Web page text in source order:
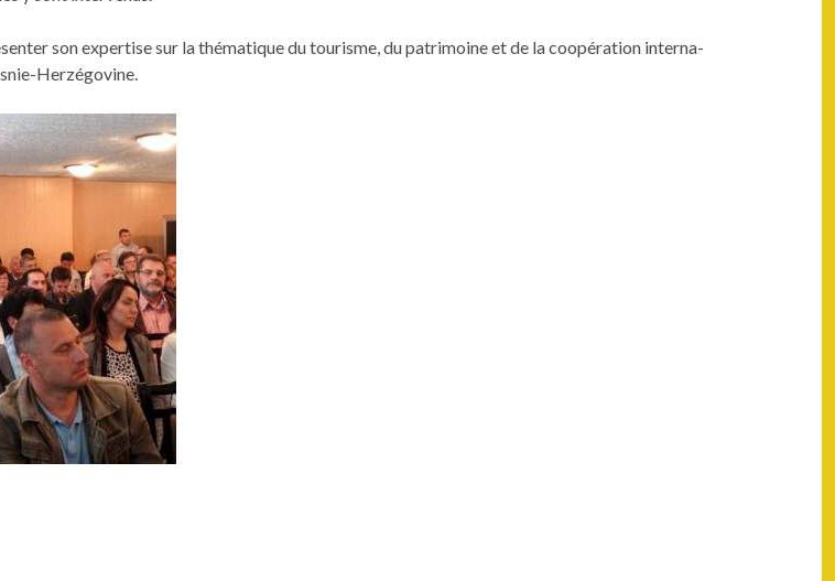
son exper­tise sur la thé­ma­tique du tourisme, du pat­ri­moine et de la coopéra­tion inter­na­
Herzégovine.